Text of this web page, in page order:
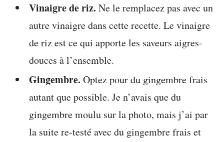
Vinaigre de riz. Ne le remplacez pas avec un
autre vinaigre dans cette recette. Le vinaigre
de riz est ce qui apporte les saveurs aigres-
douces à l’ensemble.
Gingembre. Optez pour du gingembre frais
autant que possible. Je n’avais que du
gingembre moulu sur la photo, mais j’ai par
la suite re-testé avec du gingembre frais et